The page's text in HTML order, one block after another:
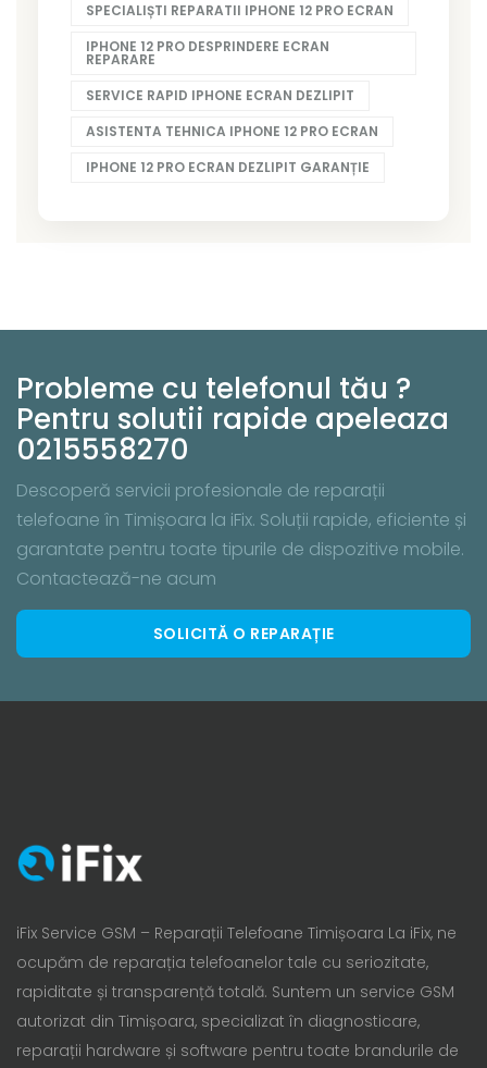
SPECIALIȘTI REPARATII IPHONE 12 PRO ECRAN
IPHONE 12 PRO DESPRINDERE ECRAN
REPARARE
SERVICE RAPID IPHONE ECRAN DEZLIPIT
ASISTENTA TEHNICA IPHONE 12 PRO ECRAN
IPHONE 12 PRO ECRAN DEZLIPIT GARANȚIE
Probleme cu telefonul tău ?
Pentru solutii rapide apeleaza
0215558270
Descoperă servicii profesionale de reparații
telefoane în Timișoara la iFix. Soluții rapide, eficiente și
garantate pentru toate tipurile de dispozitive mobile.
Contactează-ne acum
SOLICITĂ O REPARAȚIE
iFix Service GSM – Reparații Telefoane Timișoara La iFix, ne
ocupăm de reparația telefoanelor tale cu seriozitate,
rapiditate și transparență totală. Suntem un service GSM
autorizat din Timișoara, specializat în diagnosticare,
reparații hardware și software pentru toate brandurile de